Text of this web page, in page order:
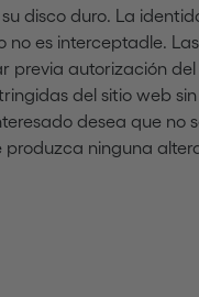
disco duro. La
es interceptadle.
previa autorización
del sitio web
desea que
ninguna